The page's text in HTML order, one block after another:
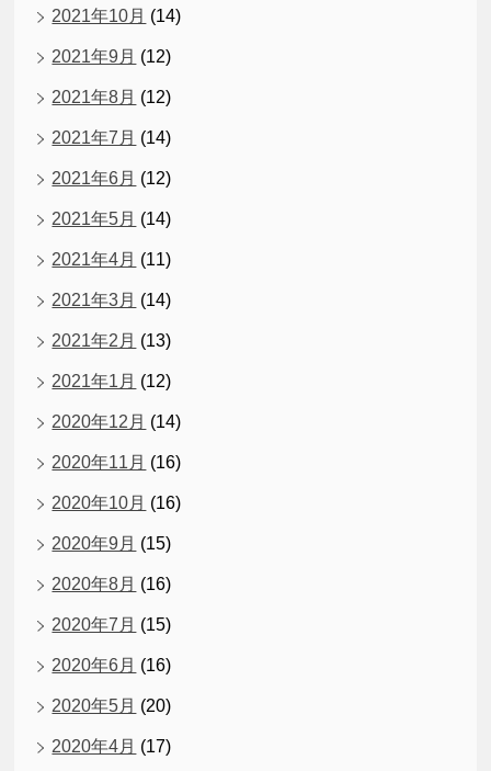
2021年10月 (14)
2021年9月 (12)
2021年8月 (12)
2021年7月 (14)
2021年6月 (12)
2021年5月 (14)
2021年4月 (11)
2021年3月 (14)
2021年2月 (13)
2021年1月 (12)
2020年12月 (14)
2020年11月 (16)
2020年10月 (16)
2020年9月 (15)
2020年8月 (16)
2020年7月 (15)
2020年6月 (16)
2020年5月 (20)
2020年4月 (17)